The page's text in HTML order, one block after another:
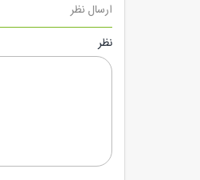
ارسال نظر
نظر